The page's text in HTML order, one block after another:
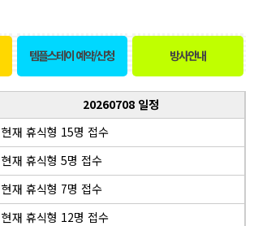
템플스테이 예약/신청 방사안내
20260708 일정
현재 휴식형 15명 접수
현재 휴식형 5명 접수
현재 휴식형 7명 접수
현재 휴식형 12명 접수